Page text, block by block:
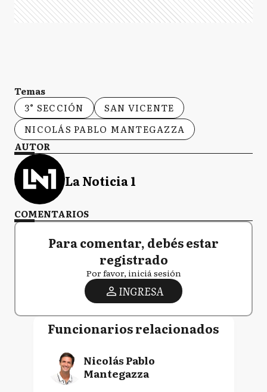
Temas
3° SECCIÓN
SAN VICENTE
NICOLÁS PABLO MANTEGAZZA
AUTOR
La Noticia 1
COMENTARIOS
Para comentar, debés estar
registrado
Por favor, iniciá sesión
INGRESA
Funcionarios relacionados
Nicolás Pablo
Mantegazza